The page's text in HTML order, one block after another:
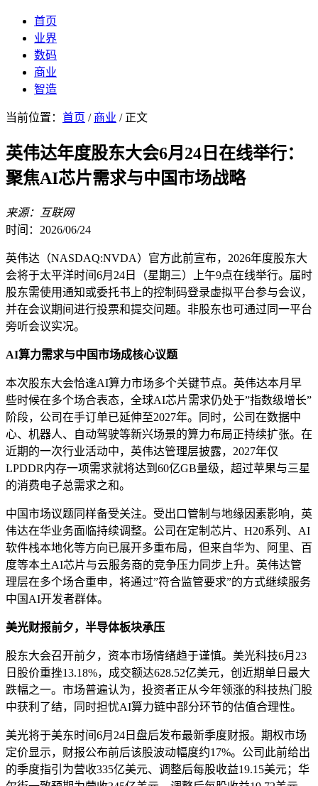
首页
业界
数码
商业
智造
当前位置： 首页 / 商业 / 正文
英伟达年度股东大会6月24日在线举行：
聚焦AI芯片需求与中国市场战略
来源：互联网
时间：2026/06/24
英伟达（NASDAQ:NVDA）官方此前宣布，2026年度股东大
会将于太平洋时间6月24日（星期三）上午9点在线举行。届时
股东需使用通知或委托书上的控制码登录虚拟平台参与会议，
并在会议期间进行投票和提交问题。非股东也可通过同一平台
旁听会议实况。
AI算力需求与中国市场成核心议题
本次股东大会恰逢AI算力市场多个关键节点。英伟达本月早
些时候在多个场合表态，全球AI芯片需求仍处于”指数级增长”
阶段，公司在手订单已延伸至2027年。同时，公司在数据中
心、机器人、自动驾驶等新兴场景的算力布局正持续扩张。在
近期的一次行业活动中，英伟达管理层披露，2027年仅
LPDDR内存一项需求就将达到60亿GB量级，超过苹果与三星
的消费电子总需求之和。
中国市场议题同样备受关注。受出口管制与地缘因素影响，英
伟达在华业务面临持续调整。公司在定制芯片、H20系列、AI
软件栈本地化等方向已展开多重布局，但来自华为、阿里、百
度等本土AI芯片与云服务商的竞争压力同步上升。英伟达管
理层在多个场合重申，将通过”符合监管要求”的方式继续服务
中国AI开发者群体。
美光财报前夕，半导体板块承压
股东大会召开前夕，资本市场情绪趋于谨慎。美光科技6月23
日股价重挫13.18%，成交额达628.52亿美元，创近期单日最大
跌幅之一。市场普遍认为，投资者正从今年领涨的科技热门股
中获利了结，同时担忧AI算力链中部分环节的估值合理性。
美光将于美东时间6月24日盘后发布最新季度财报。期权市场
定价显示，财报公布前后该股波动幅度约17%。公司此前给出
的季度指引为营收335亿美元、调整后每股收益19.15美元；华